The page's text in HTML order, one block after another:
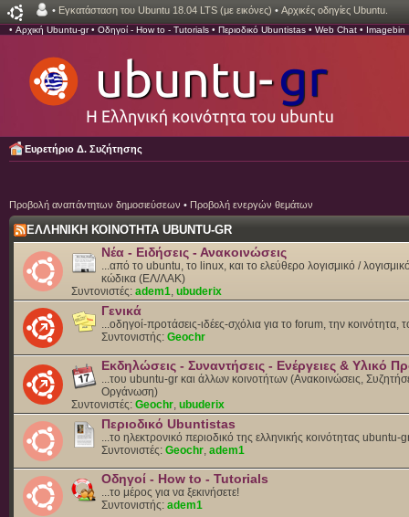
• Εγκατάσταση του Ubuntu 18.04 LTS (με εικόνες) • Αρχικές οδηγίες Ubuntu.
• Αρχική Ubuntu-gr• Οδηγοί - How to - Tutorials • Περιοδικό Ubuntistas • Web Chat • Imagebin
Ευρετήριο Δ. Συζήτησης
Προβολή αναπάντητων δημοσιεύσεων • Προβολή ενεργών θεμάτων
ΕΛΛΗΝΙΚΗ ΚΟΙΝΟΤΗΤΑ UBUNTU-GR
Νέα - Ειδήσεις - Ανακοινώσεις
...από το ubuntu, το linux, και το ελεύθερο λογισμικό /
κώδικα (ΕΛ/ΛΑΚ)
Συντονιστές: adem1 ubuderix
Γενικά
...οδηγοί-προτάσεις-ιδέες-σχόλια για το forum, την κοινότητα,
Συντονιστής: Geochr
Εκδηλώσεις - Συναντήσεις - Ενέργειες & Υλικό
...του ubuntu-gr και άλλων κοινοτήτων (Ανακοινώσεις,
Οργάνωση)
Συντονιστές: Geochr ubuderix
Περιοδικό Ubuntistas
...το ηλεκτρονικό περιοδικό της ελληνικής κοινότητας ubuntu-
Συντονιστές: Geochr adem1
Οδηγοί - How to - Tutorials
...το μέρος για να ξεκινήσετε!
Συντονιστής: adem1